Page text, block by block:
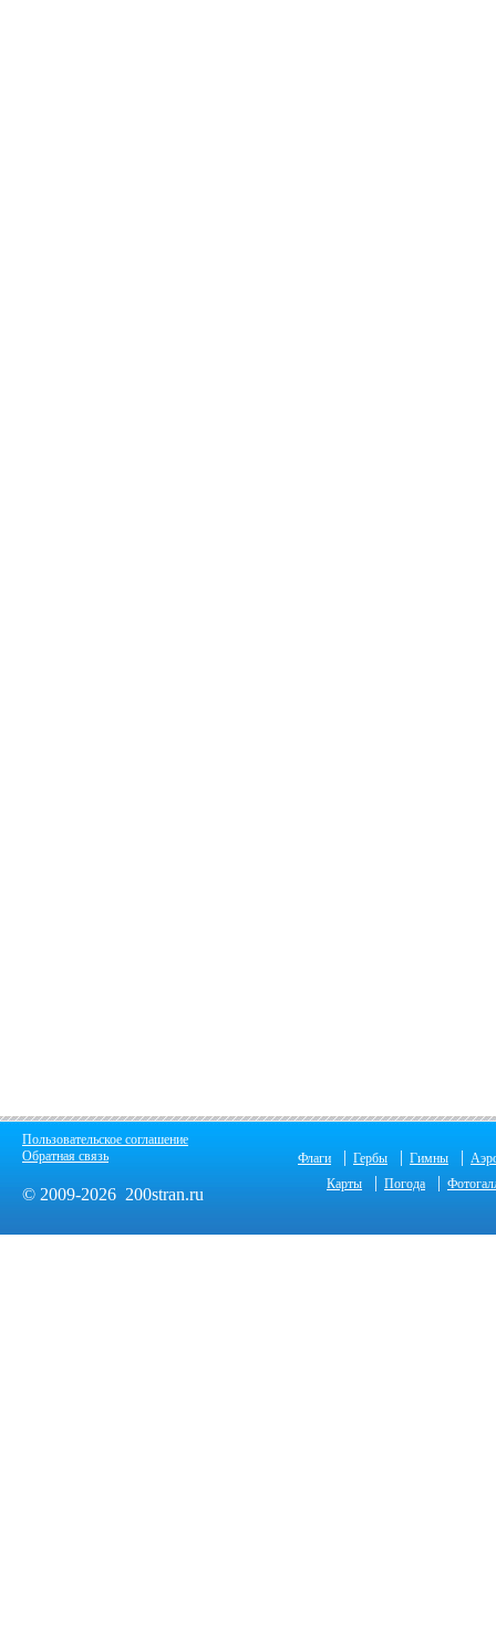
Пользовательское соглашение
Обратная связь
© 2009-2026 200stran.ru
Флаги | Гербы | Гимны |
Карты
| Погода |